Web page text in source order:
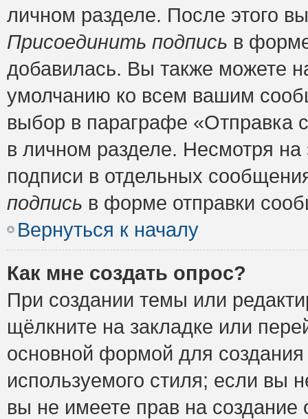
личном разделе. После этого
Присоединить подпись в
добавилась. Вы также можете
умолчанию ко всем вашим
выбор в параграфе «Отправка
в личном разделе. Несмотря
подписи в отдельных
подпись в форме отправки
Вернуться к началу
Как мне создать опрос?
При создании темы или
щёлкните на закладке или
основной формой для
используемого стиля; если вы
вы не имеете прав на